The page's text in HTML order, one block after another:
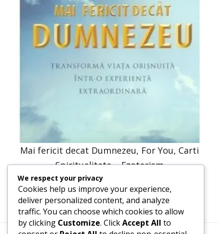
Mai fericit decat Dumnezeu, For You, Carti
Spiritualitate – Ezoterism
30,66lei
We respect your privacy
Cookies help us improve your experience,
deliver personalized content, and analyze
traffic. You can choose which cookies to allow
by clicking Customize. ClickAccept All to